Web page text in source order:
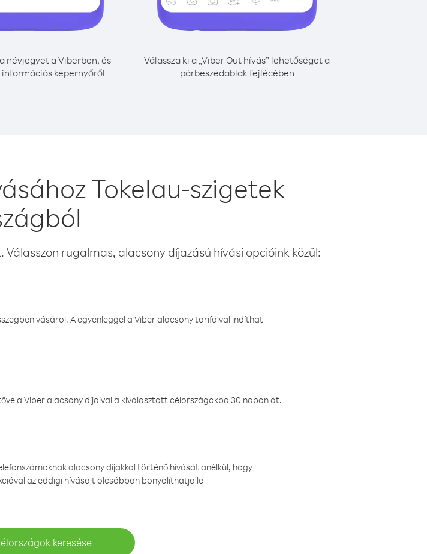
névjegyet a Viberben, és
képernyőről
Válassza ki a „Viber Out hívás” lehetőséget a
párbeszédablak fejlécében
Tokelau-szigetek
rugalmas, alacsony díjazású hívási opcióink közül:
vásárol. A egyenleggel a Viber alacsony tarifáival indíthat
a Viber alacsony díjaival a kiválasztott célországokba 30 napon át.
alacsony díjakkal történő hívását anélkül, hogy
az eddigi hívásait olcsóbban bonyolíthatja le
keresése